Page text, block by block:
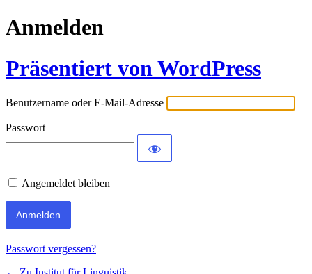
Anmelden
Präsentiert von WordPress
Benutzername oder E-Mail-Adresse
Passwort
Angemeldet bleiben
Passwort vergessen?